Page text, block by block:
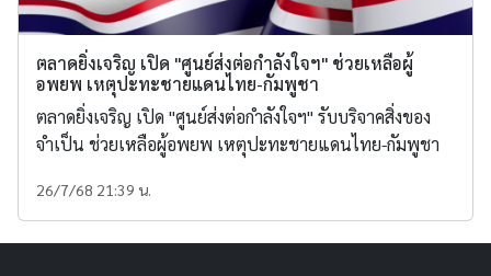
ตลาดยิ่งเจริญ เปิด "ศูนย์ส่งต่อกำลังใจฯ" ช่วยเหลือผู้
อพยพ เหตุปะทะชายแดนไทย-กัมพูชา
ตลาดยิ่งเจริญ เปิด "ศูนย์ส่งต่อกำลังใจฯ" รับบริจาคสิ่งของ
จำเป็น ช่วยเหลือผู้อพยพ เหตุปะทะชายแดนไทย-กัมพูชา
26/7/68 21:39 น.